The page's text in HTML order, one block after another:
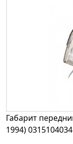
Габарит
1994) 0315104034